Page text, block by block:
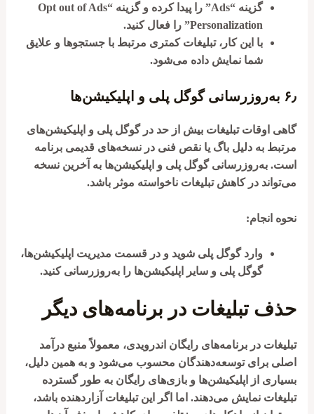
گزینه “Ads” را پیدا کرده و گزینه “Opt out of Ads
Personalization” را فعال کنید.
با این کار، تبلیغات کمتری مرتبط با جستجوها و علایق
شما نمایش داده می‌شود.
۶٫ به‌روزرسانی گوگل پلی و اپلیکیشن‌ها
گاهی اوقات تبلیغات بیش از حد در گوگل پلی و اپلیکیشن‌های
مرتبط به دلیل باگ یا نقص فنی در نسخه‌های قدیمی برنامه
است. به‌روزرسانی گوگل پلی و اپلیکیشن‌ها به آخرین نسخه
می‌تواند در کاهش تبلیغات ناخواسته موثر باشد.
نحوه انجام:
وارد گوگل پلی شوید و در قسمت مدیریت اپلیکیشن‌ها،
گوگل پلی و سایر اپلیکیشن‌ها را به‌روزرسانی کنید.
حذف تبلیغات در برنامه‌های دیگر
تبلیغات در برنامه‌های رایگان اندرویدی، معمولاً منبع درآمد
اصلی برای توسعه‌دهندگان محسوب می‌شود و به همین دلیل،
بسیاری از اپلیکیشن‌ها و بازی‌های رایگان به طور گسترده
تبلیغات نمایش می‌دهند. اما اگر این تبلیغات آزاردهنده باشد،